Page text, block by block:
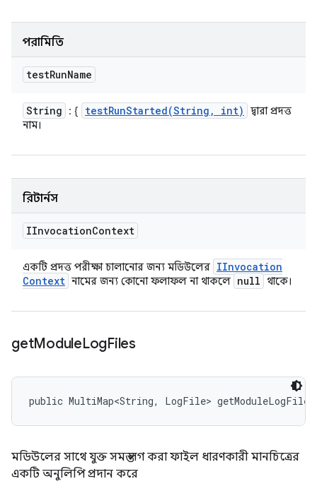
পরামিতি
testRunName
String : { testRunStarted(String , int)
দ্বারা প্রদত্ত
নাম।
রিটার্নস
IInvocationContext
একটি প্রদত্ত পরীক্ষা চালানোর জন্য মডিউলের IInvocation
Context নামের জন্য কোনো ফলাফল না থাকলে null থাকে।
getModuleLogFiles
public MultiMap<String, LogFile>
মডিউলের সাথে যুক্ত সমস্ত লগ করা ফাইল ধারণকারী মানচিত্রের
একটি অনুলিপি প্রদান করে